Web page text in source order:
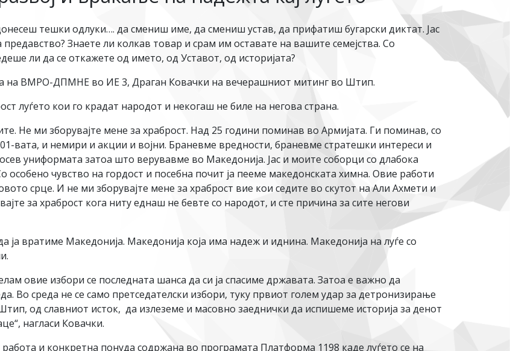
тешки одлуки…. да смениш име, да смениш устав, да прифатиш бугарски диктат. Јас
Знаете ли колкав товар и срам им оставате на вашите семејства. Со
ли да се откажете од името, од Уставот, од историјата?
на ВМРО-ДПМНЕ во ИЕ 3, Драган Ковачки на вечерашниот митинг во Штип.
луѓето кои го крадат народот и некогаш не биле на негова страна.
Не ми зборувајте мене за храброст. Над 25 години поминав во Армијата. Ги поминав, со
вата, и немири и акции и војни. Браневме вредности, браневме стратешки интереси и
униформата затоа што верувавме во Македонија. Јас и моите соборци со длабока
чувство на гордост и посебна почит ја пееме македонската химна. Овие работи
срце. И не ми зборувајте мене за храброст вие кои седите во скутот на Али Ахмети и
за храброст кога ниту еднаш не бевте со народот, и сте причина за сите негови
ја вратиме Македонија. Македонија која има надеж и иднина. Македонија на луѓе со
овие избори се последната шанса да си ја спасиме државата. Затоа е важно да
Во среда не се само претседателски избори, туку првиот голем удар за детронизирање
од славниот исток, да излеземе и масовно заеднички да испишеме историја за денот
нагласи Ковачки.
и конкретна понуда содржана во програмата Платформа 1198 каде луѓето се на